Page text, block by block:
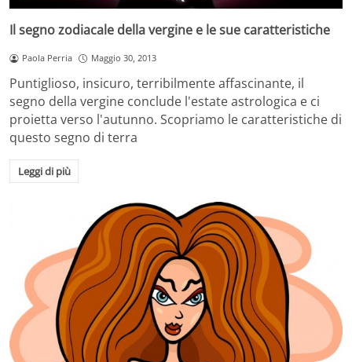
Il segno zodiacale della vergine e le sue caratteristiche
Paola Perria Maggio 30, 2013
Puntiglioso, insicuro, terribilmente affascinante, il
segno della vergine conclude l'estate astrologica e ci
proietta verso l'autunno. Scopriamo le caratteristiche di
questo segno di terra
Leggi di più